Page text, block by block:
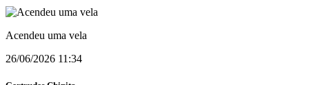
Acendeu uma vela
26/06/2026 11:34